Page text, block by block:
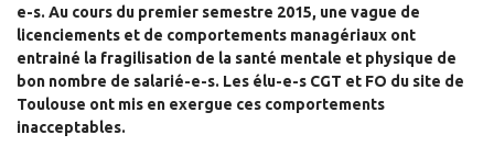
e-s. Au cours du premier semestre 2015, une vague de
licenciements et de comportements managériaux ont
entrainé la fragilisation de la santé mentale et physique de
bon nombre de salarié-e-s. Les élu-e-s CGT et FO du site de
Toulouse ont mis en exergue ces comportements
inacceptables.